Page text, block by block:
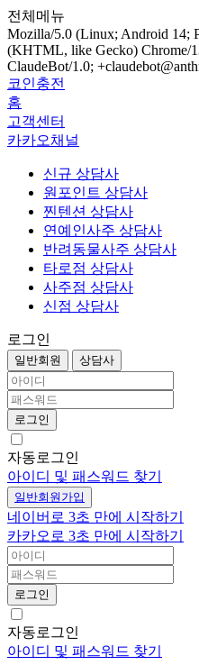
전체메뉴
Mozilla/5.0 (Linux; Android 14;
(KHTML, like Gecko) Chrome/
ClaudeBot/1.0;
코인충전
홈
고객센터
카카오채널
신규 상담사
원포인트 상담사
찐텐션 상담사
연예인사주 상담사
반려동물사주 상담사
타로점 상담사
사주점 상담사
신점 상담사
로그인
일반회원 상담사
로그인
자동로그인
아이디 및 패스워드 찾기
일반회원가입
네이버로 3초 만에 시작하기
카카오로 3초 만에 시작하기
로그인
자동로그인
아이디 및 패스워드 찾기